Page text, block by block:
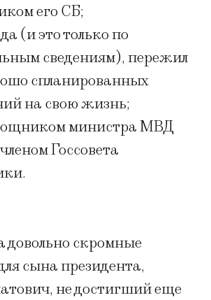
его СБ;
(и это только по
сведениям), пережил
спланированных
на свою жизнь;
министра МВД
Госсовета
довольно скромные
сына президента,
не достигший еще